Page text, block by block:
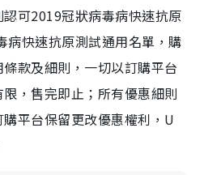
可2019冠狀病毒病快速抗原
病快速抗原測試通用名單，購
款及細則，一切以訂購平台
，售完即止；所有優惠細則
平台保留更改優惠權利，U